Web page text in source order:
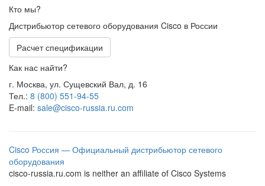
Кто мы?
Дистрибьютор сетевого оборудования Cisco в России
Расчет спецификации
Как нас найти?
г. Москва, ул. Сущевский Вал, д. 16
Тел.: 8 (800) 551-94-55
E-mail: sale@cisco-russia.ru.com
Cisco Россия — Официальный дистрибьютор сетевого
оборудования
cisco-russia.ru.com is neither an affiliate of Cisco Systems